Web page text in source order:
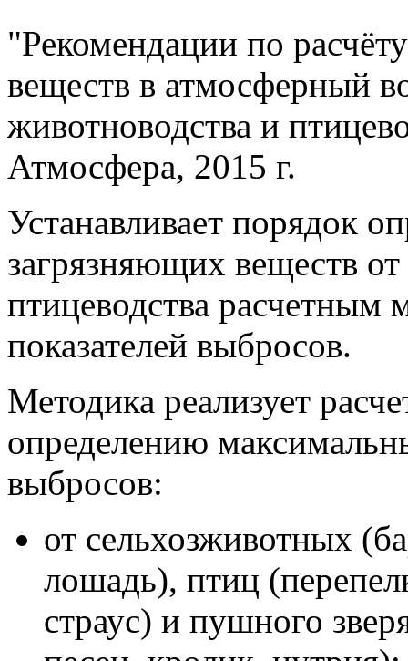
"Рекомендации по
веществ в атмосферный
животноводства и
Атмосфера, 2015 г.
Устанавливает порядок
загрязняющих веществ
птицеводства расчетным
показателей выбросов.
Методика реализует
определению
выбросов:
от сельхозживотных
лошадь), птиц
страус) и пушного